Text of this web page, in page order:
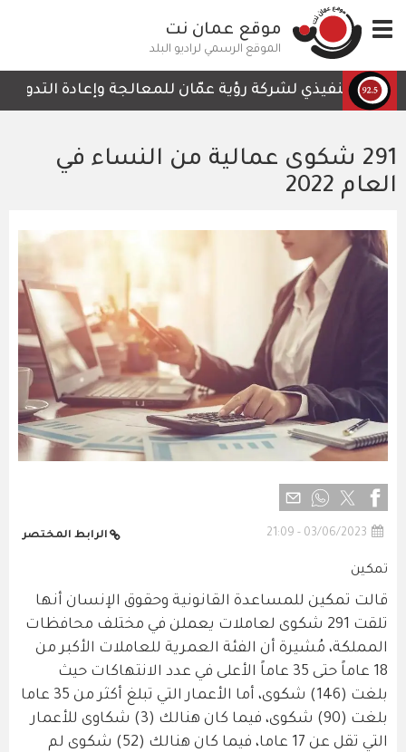
إلى
المحتوى
الرئيسي
Toggle
navigation
موقع عمان نت
الموقع الرسمي لراديو البلد
التنفيذي لشركة رؤية عمّان للمعالجة وإعادة التدوير،
291 شكوى عمالية من النساء في
العام 2022
03/06/2023 - 21:09 الرابط المختصر
تمكين
قالت تمكين للمساعدة القانونية وحقوق الإنسان أنها
تلقت 291 شكوى لعاملات يعملن في مختلف محافظات
المملكة، مُشيرة أن الفئة العمرية للعاملات الأكبر من
18 عاماً حتى 35 عاماً الأعلى في عدد الانتهاكات حيث
بلغت (146) شكوى، أما الأعمار التي تبلغ أكثر من 35 عاما
بلغت (90) شكوى، فيما كان هنالك (3) شكاوى للأعمار
التي تقل عن 17 عاما، فيما كان هنالك (52) شكوى لم